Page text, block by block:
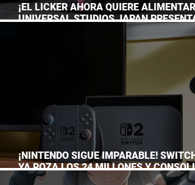
¡EL LICKER AHORA QUIERE
UNIVERSAL STUDIOS JAPAN PRESENTA
SU TERRORÍFICA COLECCIÓN DE
¡NINTENDO SIGUE IMPARABLE! SWITCH
YA ROZA LOS 24 MILLONES Y
EL DOMINIO DE LA GRAN N